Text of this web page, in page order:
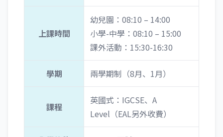
上課時間
幼兒園：08:10 – 14:00
小學-中學：08:10 – 15:00
課外活動：15:30-16:30
學期 兩學期制（8月、1月）
課程
英國式：IGCSE、A
Level（EAL另外收費）